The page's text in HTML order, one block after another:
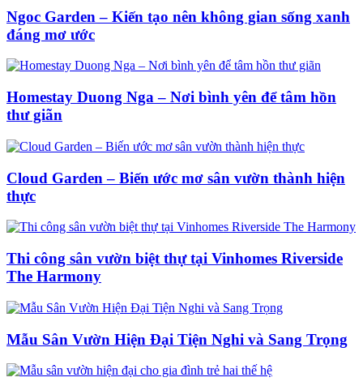
Ngoc Garden – Kiến tạo nên không gian sống xanh
đáng mơ ước
Homestay Duong Nga – Nơi bình yên để tâm hồn
thư giãn
Cloud Garden – Biến ước mơ sân vườn thành hiện
thực
Thi công sân vườn biệt thự tại Vinhomes Riverside
The Harmony
Mẫu Sân Vườn Hiện Đại Tiện Nghi và Sang Trọng